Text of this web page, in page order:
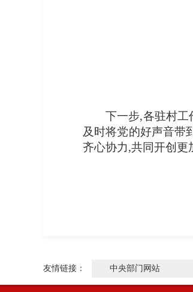
下一步,各驻村工
及时将党的好声音带
齐心协力,共同开创更
友情链接： 中央部门网站